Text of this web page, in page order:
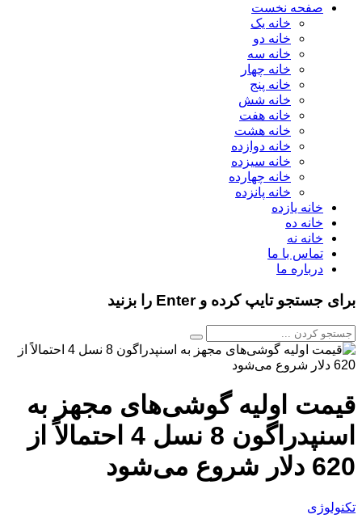
صفحه نخست
خانه یک
خانه دو
خانه سه
خانه چهار
خانه پنج
خانه شش
خانه هفت
خانه هشت
خانه دوازده
خانه سیزده
خانه چهارده
خانه پانزده
خانه یازده
خانه ده
خانه نه
تماس با ما
درباره ما
برای جستجو تایپ کرده و Enter را بزنید
قیمت اولیه گوشی‌های مجهز به
اسنپدراگون 8 نسل 4 احتمالاً از
620 دلار شروع می‌شود
تکنولوژی